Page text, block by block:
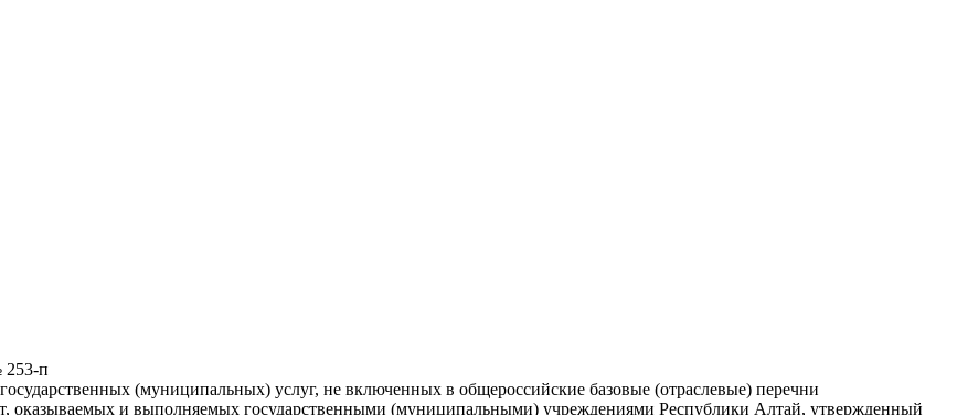
253-п
(муниципальных) услуг, не включенных в общероссийские базовые (отраслевые) перечни
оказываемых и выполняемых государственными (муниципальными) учреждениями Республики Алтай, утвержденный